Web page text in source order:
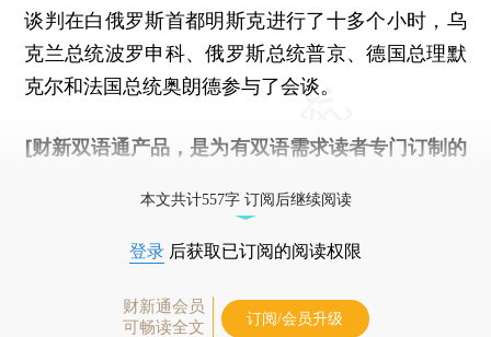
谈判在白俄罗斯首都明斯克进行了十多个小时，乌
克兰总统波罗申科、俄罗斯总统普京、德国总理默
克尔和法国总统奥朗德参与了会谈。
[财新双语通产品，是为有双语需求读者专门订制的
本文共计557字 订阅后继续阅读
登录 后获取已订阅的阅读权限
财新通会员
可畅读全文
订阅/会员升级